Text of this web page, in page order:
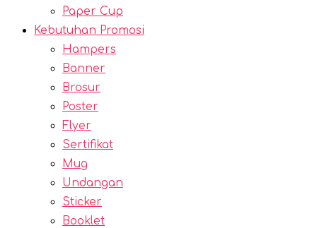
Paper Cup
Kebutuhan Promosi
Hampers
Banner
Brosur
Poster
Flyer
Sertifikat
Mug
Undangan
Sticker
Booklet